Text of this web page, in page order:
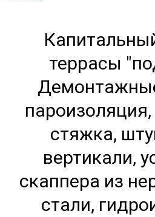
террасы
пароизоляция,
стяжка,
вертикали,
скаппера из
стали,